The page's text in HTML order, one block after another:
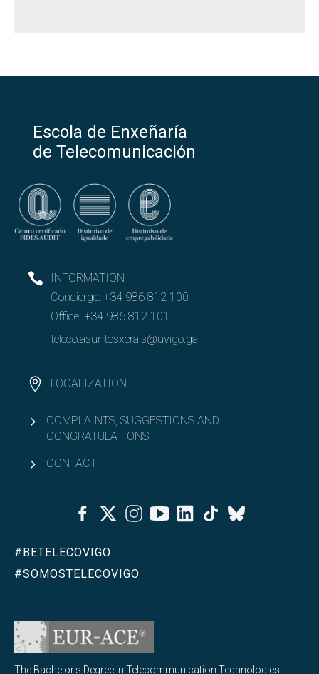
Escola de Enxeñaría
de Telecomunicación
INFORMATION
Concierge: +34 986 812 100
Office: +34 986 812 101
teleco.asuntosxerais@uvigo.gal
LOCALIZATION
COMPLAINTS, SUGGESTIONS AND
CONGRATULATIONS
CONTACT
FacebookTwitterInstagramYoutubeLinkedinTiktok
Bluesky
#BETELECOVIGO
#SOMOSTELECOVIGO
The Bachelor's Degree in Telecommunication Technologies